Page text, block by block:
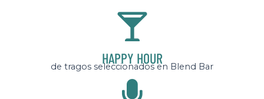
HAPPY HOUR
de tragos seleccionados en Blend Bar